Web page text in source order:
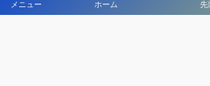
メニュー ホーム 先